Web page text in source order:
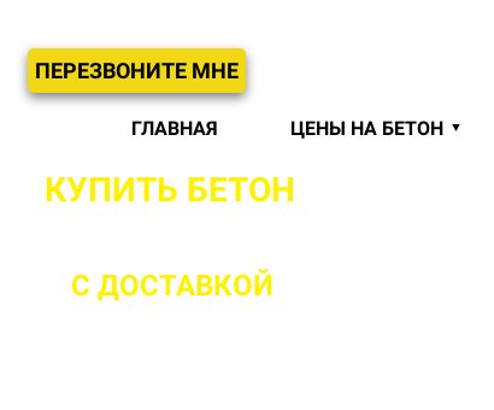
ПЕРЕЗВОНИТЕ МНЕ
ГЛАВНАЯ ЦЕНЫ НА БЕТОН
КУПИТЬ БЕТОН
С ДОСТАВКОЙ